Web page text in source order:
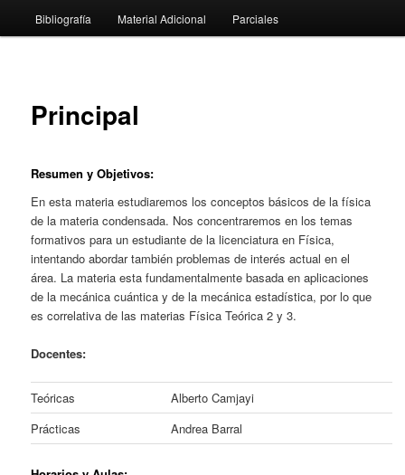
to
content
Bibliografía Material Adicional Parciales
Principal
Resumen y Objetivos:
En esta materia estudiaremos los conceptos básicos de la física
de la materia condensada. Nos concentraremos en los temas
formativos para un estudiante de la licenciatura en Física,
intentando abordar también problemas de interés actual en el
área. La materia esta fundamentalmente basada en aplicaciones
de la mecánica cuántica y de la mecánica estadística, por lo que
es correlativa de las materias Física Teórica 2 y 3.
Docentes:
Teóricas
Alberto Camjayi
Prácticas
Andrea Barral